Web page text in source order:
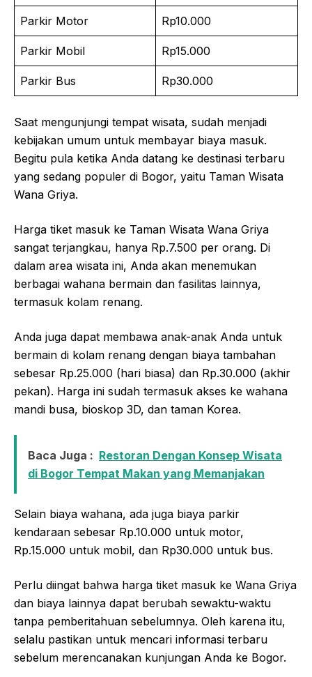
Parkir Motor Rp10.000
Parkir Mobil Rp15.000
Parkir Bus Rp30.000
Saat mengunjungi tempat wisata, sudah menjadi
kebijakan umum untuk membayar biaya masuk.
Begitu pula ketika Anda datang ke destinasi terbaru
yang sedang populer di Bogor, yaitu Taman Wisata
Wana Griya.
Harga tiket masuk ke Taman Wisata Wana Griya
sangat terjangkau, hanya Rp.7.500 per orang. Di
dalam area wisata ini, Anda akan menemukan
berbagai wahana bermain dan fasilitas lainnya,
termasuk kolam renang.
Anda juga dapat membawa anak-anak Anda untuk
bermain di kolam renang dengan biaya tambahan
sebesar Rp.25.000 (hari biasa) dan Rp.30.000 (akhir
pekan). Harga ini sudah termasuk akses ke wahana
mandi busa, bioskop 3D, dan taman Korea.
Baca Juga : Restoran Dengan Konsep Wisata
di Bogor Tempat Makan yang Memanjakan
Selain biaya wahana, ada juga biaya parkir
kendaraan sebesar Rp.10.000 untuk motor,
Rp.15.000 untuk mobil, dan Rp30.000 untuk bus.
Perlu diingat bahwa harga tiket masuk ke Wana Griya
dan biaya lainnya dapat berubah sewaktu-waktu
tanpa pemberitahuan sebelumnya. Oleh karena itu,
selalu pastikan untuk mencari informasi terbaru
sebelum merencanakan kunjungan Anda ke Bogor.